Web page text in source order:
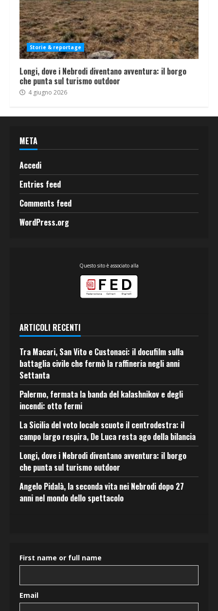
Storie & reportage
Longi, dove i Nebrodi diventano avventura: il borgo
che punta sul turismo outdoor
4 giugno 2026
META
Accedi
Entries feed
Comments feed
WordPress.org
Questo sito è associato alla
ARTICOLI RECENTI
Tra Macari, San Vito e Custonaci: il docufilm sulla
battaglia civile che fermò la raffineria negli anni
Settanta
Palermo, fermata la banda del kalashnikov e degli
incendi: otto fermi
La Sicilia del voto locale scuote il centrodestra: il
campo largo respira, De Luca resta ago della bilancia
Longi, dove i Nebrodi diventano avventura: il borgo
che punta sul turismo outdoor
Angelo Pidalà, la seconda vita nei Nebrodi dopo 27
anni nel mondo dello spettacolo
First name or full name
Email